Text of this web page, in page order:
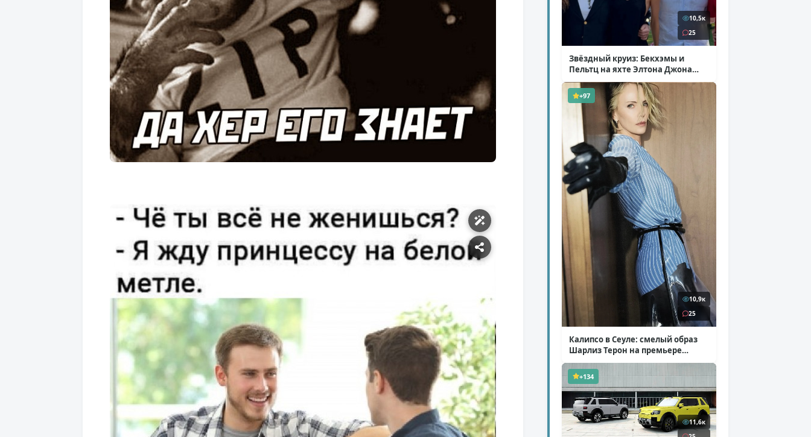
10,5к
25
Звёздный круиз: Бекхэмы и
Пельтц на яхте Элтона Джона
( 12 фото )
+97
10,9к
25
Калипсо в Сеуле: смелый образ
Шарлиз Терон на премьере
«Одиссеи»( 6 фото )
+134
11,6к